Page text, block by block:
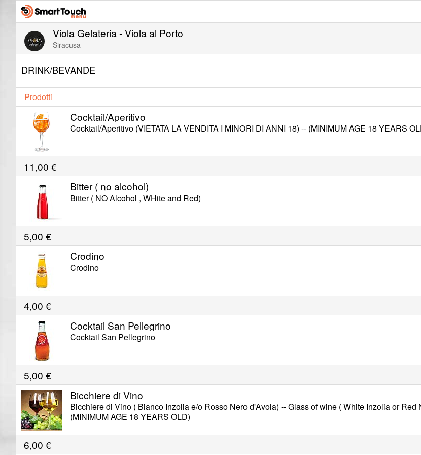
Viola Gelateria - Viola al Porto
Siracusa
DRINK/BEVANDE
Prodotti
Cocktail/Aperitivo
Cocktail/Aperitivo (VIETATA LA VENDITA I MINORI DI ANNI 18) -- (MINIMUM AGE 18 YEARS
11,00 €
Bitter ( no alcohol)
Bitter ( NO Alcohol , WHite and Red)
5,00 €
Crodino
Crodino
4,00 €
Cocktail San Pellegrino
Cocktail San Pellegrino
5,00 €
Bicchiere di Vino
Bicchiere di Vino ( Bianco Inzolia e/o Rosso Nero d'Avola) -- Glass of wine ( White Inzolia or
(MINIMUM AGE 18 YEARS OLD)
6,00 €